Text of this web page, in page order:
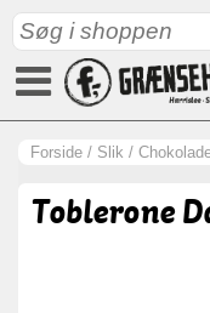
Forside / Slik /
Toblerone